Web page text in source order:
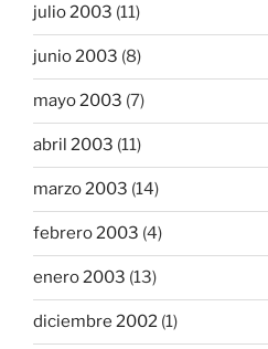
julio 2003 (11)
junio 2003 (8)
mayo 2003 (7)
abril 2003 (11)
marzo 2003 (14)
febrero 2003 (4)
enero 2003 (13)
diciembre 2002 (1)